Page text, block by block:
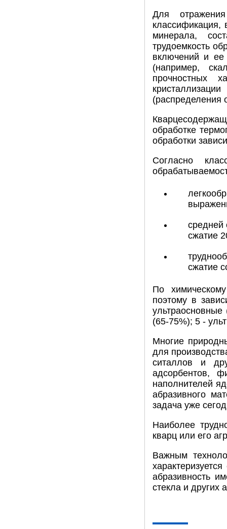
Для отражения
классификация,
минерала,
трудоемкость
включений и ее
(например,
прочностных
(распределения
обработке
обработки
Согласно
средней
сжатие
сжатие
По
поэтому в
(65-75%); 5 -
Многие
для
ситаллов и
адсорбентов,
наполнителей
абразивного
задача уже
Наиболее
кварц или его
Важным
абразивность
стекла и других